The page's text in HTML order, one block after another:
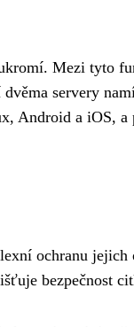
Mezi tyto
servery
a iOS,
ochranu
bezpečnost